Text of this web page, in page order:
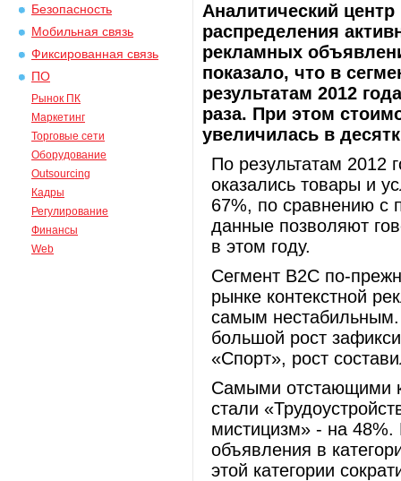
Безопасность
Мобильная связь
Фиксированная связь
ПО
Рынок ПК
Маркетинг
Торговые сети
Оборудование
Outsourcing
Кадры
Регулирование
Финансы
Web
Аналитический
распределения
рекламных
показало, что в
результатам 2012
раза. При этом
увеличилась в
По результатам 2012
оказались товары и
67%, по сравнению с
данные позволяют
в этом году.
Сегмент B2C по-
рынке контекстной
самым нестабильным.
большой рост
«Спорт», рост
Самыми отстающими
стали
мистицизм» - на
объявления в
этой категории